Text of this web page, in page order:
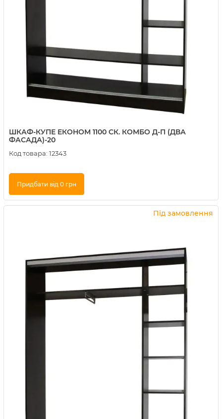
ШКАФ-КУПЕ ЕКОНОМ 1100 СК. КОМБО Д-П (ДВА
ФАСАДА)-20
Код товара: 12343
Придбати від 0 грн
Купити в 1 клік
Під замовлення